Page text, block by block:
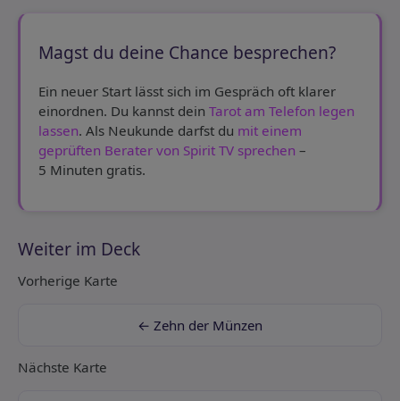
Magst du deine Chance besprechen?
Ein neuer Start lässt sich im Gespräch oft klarer
einordnen. Du kannst dein Tarot am Telefon legen
lassen. Als Neukunde darfst du mit einem
geprüften Berater von Spirit TV sprechen –
5 Minuten gratis.
Weiter im Deck
Vorherige Karte
← Zehn der Münzen
Nächste Karte